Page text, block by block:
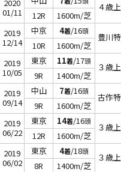
2020
01/11
４歳
12R
1600m/芝
2019
12/14
中京 4着/16頭
豊川
10R
1600m/芝
2019
10/05
東京 11着/17頭
３歳
9R
1400m/芝
2019
09/14
中山 7着/16頭
古作
9R
1600m/芝
2019
06/22
東京 14着/16頭
３歳
12R
1600m/芝
2019
06/02
東京 4着/18頭
３歳
8R
1400m/芝